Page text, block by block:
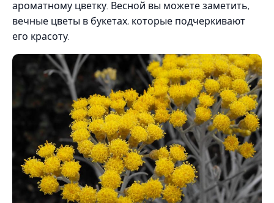
ароматному цветку. Весной вы можете заметить,
вечные цветы в букетах, которые подчеркивают
его красоту.